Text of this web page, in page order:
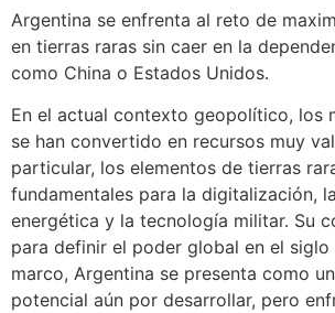
Argentina se enfrenta al reto de
en tierras raras sin caer en la
como China o Estados Unidos.
En el actual contexto geopolítico, los
se han convertido en recursos muy
particular, los elementos de tierras
fundamentales para la digitalización,
energética y la tecnología militar. Su
para definir el poder global en el siglo
marco, Argentina se presenta como
potencial aún por desarrollar, pero